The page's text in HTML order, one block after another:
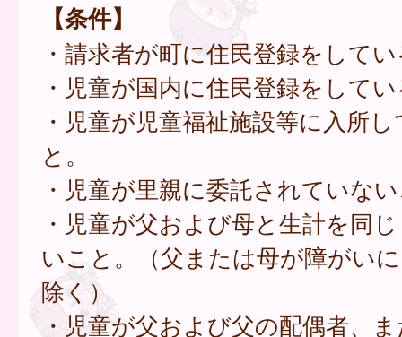
【条件】
・請求者が町に住民登録をして
・児童が国内に住民登録をして
・児童が児童福祉施設等に入所
と。
・児童が里親に委託されていな
・児童が父および母と生計を同
いこと。（父または母が障がい
除く）
・児童が父および父の配偶者、